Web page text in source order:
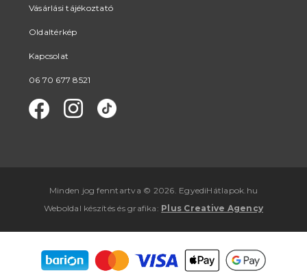
Vásárlási tájékoztató
Oldaltérkép
Kapcsolat
06 70 677 8521
Minden jog fenntartva © 2026. EgyediHátlapok.hu
Weboldal készítés ésgrafika : Plus Creative Agency